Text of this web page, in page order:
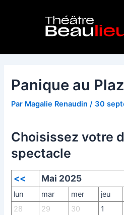
Panique au
Par Magalie Renaudin/ 30
Choisissez votre
spectacle
<< Mai 2025
lun mar mer jeu
28
29 30 1